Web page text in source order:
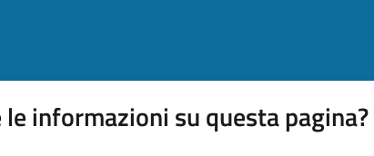
informazioni su questa pagina?